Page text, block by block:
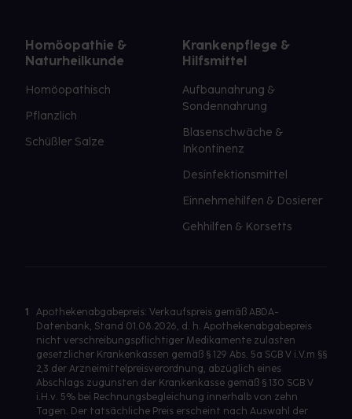
Homöopathie &
Naturheilkunde
Homöopathisch
Pflanzlich
Schüßler Salze
Krankenpflege &
Hilfsmittel
Aufbaunahrung &
Sondennahrung
Blasenschwäche &
Inkontinenz
Desinfektionsmittel
Einnehmehilfen & Dosierer
Gehhilfen & Korsetts
1
Apothekenabgabepreis: Verkaufspreis gemäß ABDA-
Datenbank, Stand 01.08.2026, d. h. Apothekenabgabepreis
nicht verschreibungspflichtiger Medikamente zulasten
gesetzlicher Krankenkassen gemäß § 129 Abs. 5a SGB V i.V.m §§
2,3 der Arzneimittelpreisverordnung, abzüglich eines
Abschlags zugunsten der Krankenkasse gemäß § 130 SGB V
i.H.v. 5% bei Rechnungsbegleichung innerhalb von zehn
Tagen. Der tatsächliche Preis erscheint nach Auswahl der